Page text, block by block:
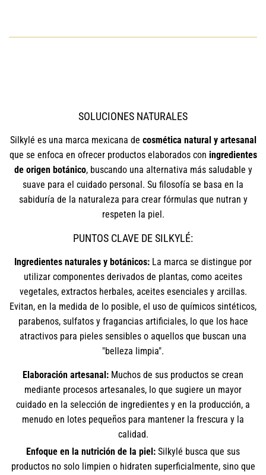
SOLUCIONES NATURALES
Silkylé es una marca mexicana de cosmética natural y artesanal
que se enfoca en ofrecer productos elaborados con ingredientes
de origen botánico, buscando una alternativa más saludable y
suave para el cuidado personal. Su filosofía se basa en la
sabiduría de la naturaleza para crear fórmulas que nutran y
respeten la piel.
PUNTOS CLAVE DE SILKYLÉ:
Ingredientes naturales y botánicos: La marca se distingue por
utilizar componentes derivados de plantas, como aceites
vegetales, extractos herbales, aceites esenciales y arcillas.
Evitan, en la medida de lo posible, el uso de químicos sintéticos,
parabenos, sulfatos y fragancias artificiales, lo que los hace
atractivos para pieles sensibles o aquellos que buscan una
"belleza limpia".
Elaboración artesanal: Muchos de sus productos se crean
mediante procesos artesanales, lo que sugiere un mayor
cuidado en la selección de ingredientes y en la producción, a
menudo en lotes pequeños para mantener la frescura y la
calidad.
Enfoque en la nutrición de la piel: Silkylé busca que sus
productos no solo limpien o hidraten superficialmente, sino que